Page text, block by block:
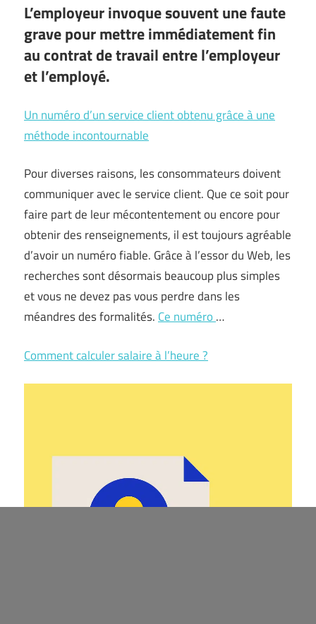
L’employeur invoque souvent une faute
grave pour mettre immédiatement fin
au contrat de travail entre l’employeur
et l’employé.
Un numéro d’un service client obtenu grâce à une
méthode incontournable
Pour diverses raisons, les consommateurs doivent
communiquer avec le service client. Que ce soit pour
faire part de leur mécontentement ou encore pour
obtenir des renseignements, il est toujours agréable
d’avoir un numéro fiable. Grâce à l’essor du Web, les
recherches sont désormais beaucoup plus simples
et vous ne devez pas vous perdre dans les
méandres des formalités. Ce numéro …
Comment calculer salaire à l’heure ?